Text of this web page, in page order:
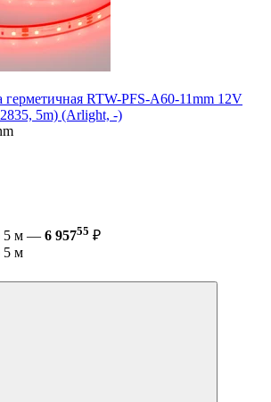
герметичная RTW-PFS-A60-11mm 12V
5m) (Arlight, -)
5 м — 6 95755 ₽
5 м